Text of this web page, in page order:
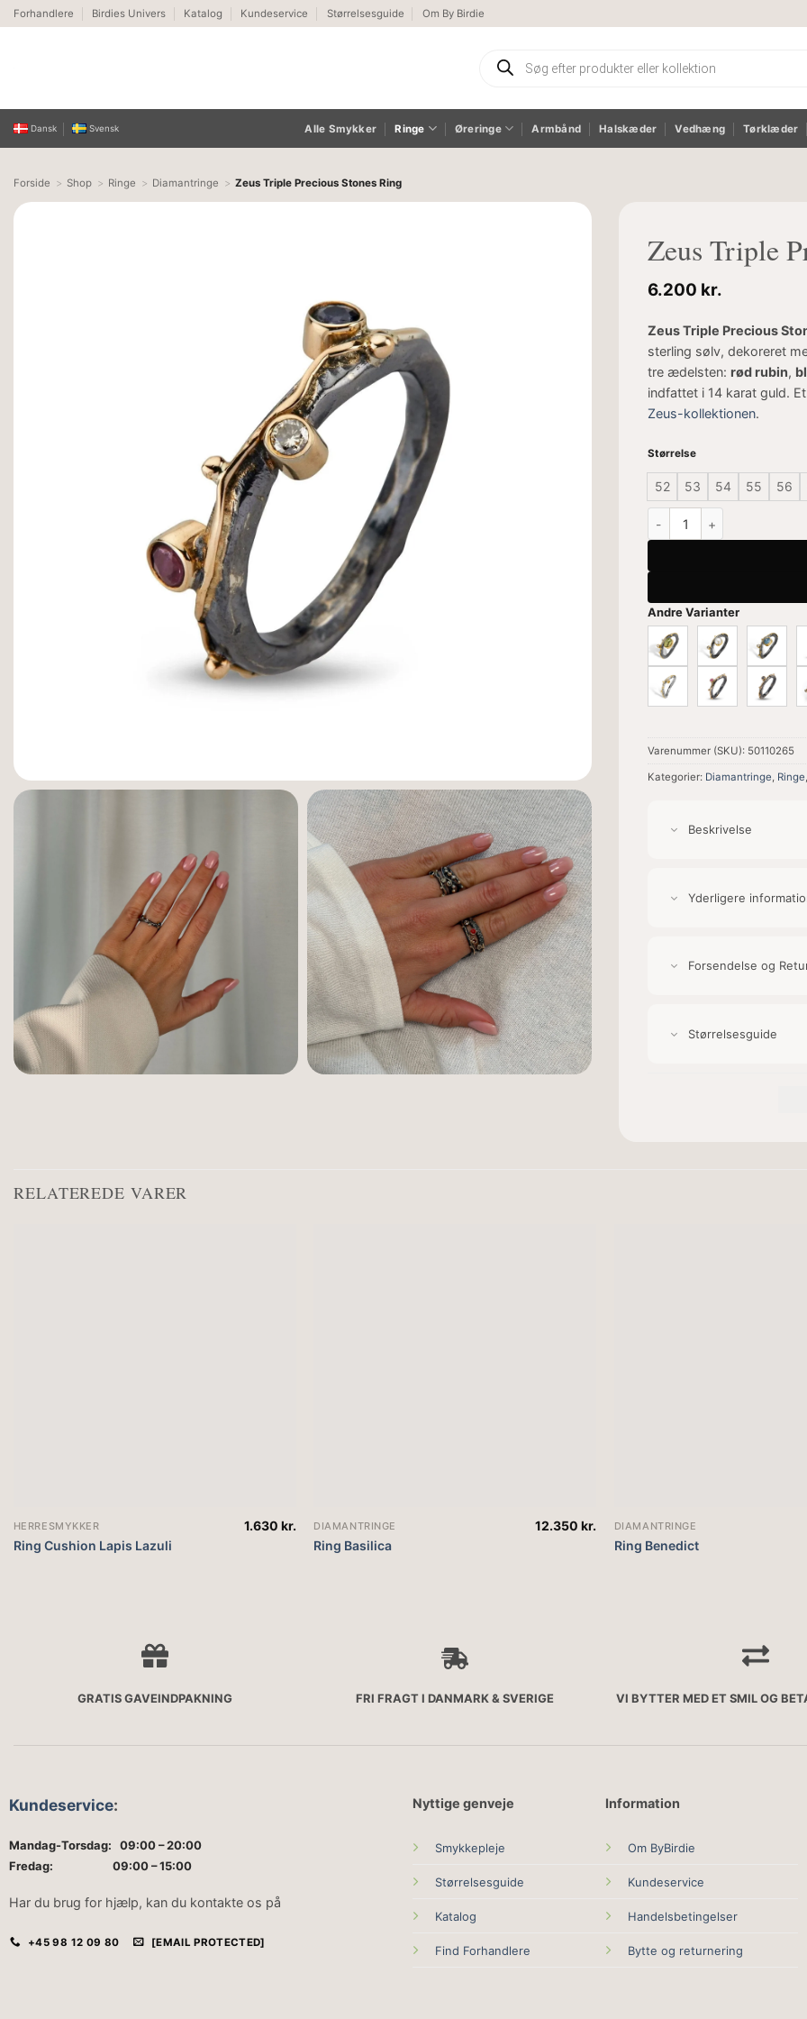
Fortsæt
til
Forhandlere Birdies Univers Katalog Kundeservice Størrelsesguide Om By Birdie
search
Dansk Svensk Alle Smykker Ringe Øreringe Armbånd Halskæder Vedhæng Tørklæder
Forside Shop Ringe Diamantringe Zeus Triple Precious Stones Ring
Zeus Triple
6.200 kr.
Zeus Triple Precious
sterling sølv, dekoreret
tre ædelsten:rød rubin,
indfattet i 14 karat guld.
Zeus-kollektionen.
Størrelse
52 53 54 55 56
Andre Varianter
Varenummer (SKU): 50110265
Kategorier: Diamantringe, Ringe
Beskrivelse
Yderligere
Forsendelse og
Størrelsesguide
RELATEREDE VARER
HERRESMYKKER
Ring Cushion Lapis Lazuli
1.630 kr. DIAMANTRINGE
Ring Basilica
12.350kr. DIAMANTRINGE
Ring Benedict
GRATIS GAVEINDPAKNING FRI FRAGT I DANMARK & SVERIGE VI BYTTER MED ET SMIL OG
Kundeservice:
Mandag-Torsdag: 09:00 – 20:00
Fredag: 09:00 – 15:00
Har du brug for hjælp, kan du kontakte os på
+45 98 12 09 80 [EMAIL PROTECTED]
Nyttige genveje
Smykkepleje
Størrelsesguide
Katalog
Find Forhandlere
Information
Om ByBirdie
Kundeservice
Handelsbetingelser
Bytte og returnering